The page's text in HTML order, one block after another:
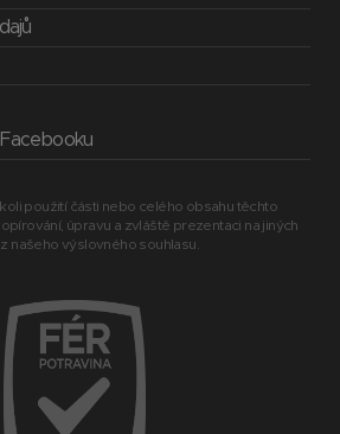
použití části nebo celého obsahu těchto
úpravu a zvláště prezentaci na jiných
našeho výslovného souhlasu.